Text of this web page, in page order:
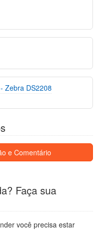
Zebra DS2208
e Comentário
Faça sua
você precisa estar